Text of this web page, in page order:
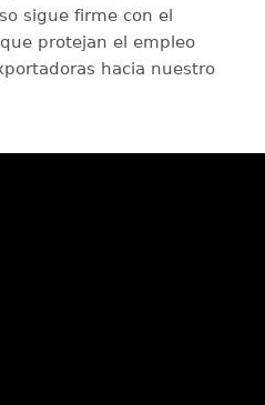
sigue firme con el
protejan el empleo
hacia nuestro